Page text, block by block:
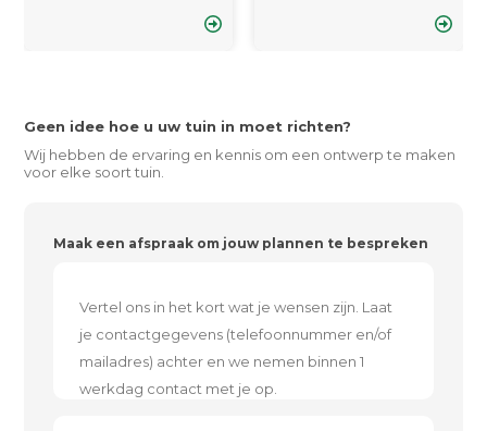
Geen idee hoe u uw tuin in moet richten?
Wij hebben de ervaring en kennis om een ontwerp te maken
voor elke soort tuin.
Maak een afspraak om jouw plannen te bespreken